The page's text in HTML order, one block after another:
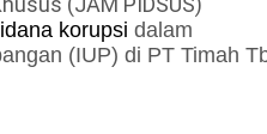
korupsi dalam
(IUP) di PT Timah